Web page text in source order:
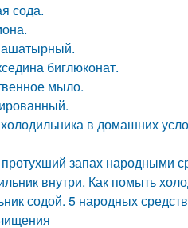
сода.
биглюконат.
мыло.
в домашних
запах народными
внутри. Как помыть
содой. 5 народных